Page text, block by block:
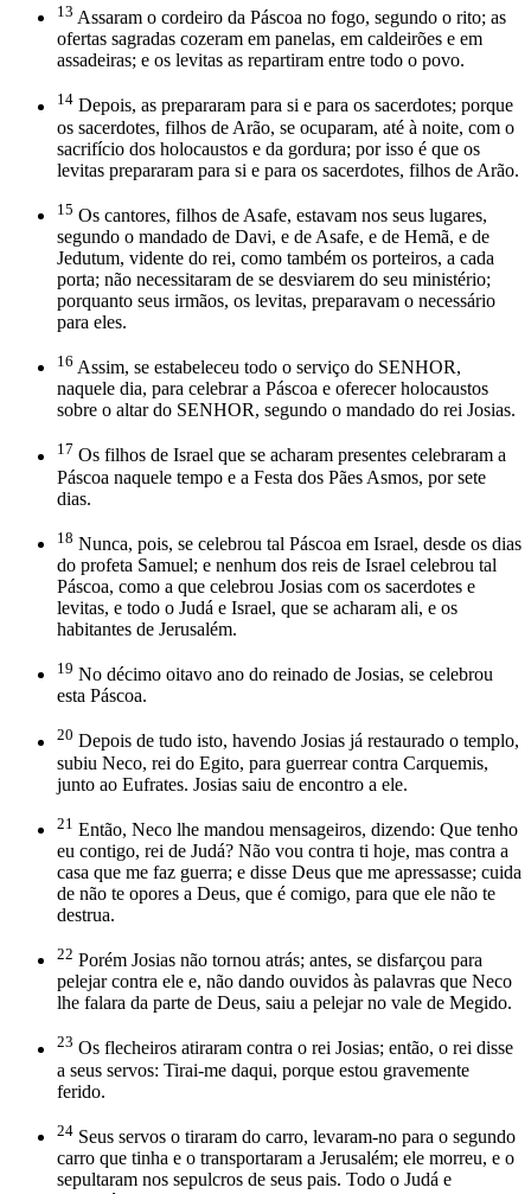
13 Assaram o cordeiro da Páscoa no fogo, segundo o rito; as
ofertas sagradas cozeram em panelas, em caldeirões e em
assadeiras; e os levitas as repartiram entre todo o povo.
14 Depois, as prepararam para si e para os sacerdotes; porque
os sacerdotes, filhos de Arão, se ocuparam, até à noite, com o
sacrifício dos holocaustos e da gordura; por isso é que os
levitas prepararam para si e para os sacerdotes, filhos de Arão.
15 Os cantores, filhos de Asafe, estavam nos seus lugares,
segundo o mandado de Davi, e de Asafe, e de Hemã, e de
Jedutum, vidente do rei, como também os porteiros, a cada
porta; não necessitaram de se desviarem do seu ministério;
porquanto seus irmãos, os levitas, preparavam o necessário
para eles.
16 Assim, se estabeleceu todo o serviço do SENHOR,
naquele dia, para celebrar a Páscoa e oferecer holocaustos
sobre o altar do SENHOR, segundo o mandado do rei Josias.
17 Os filhos de Israel que se acharam presentes celebraram a
Páscoa naquele tempo e a Festa dos Pães Asmos, por sete
dias.
18 Nunca, pois, se celebrou tal Páscoa em Israel, desde os dias
do profeta Samuel; e nenhum dos reis de Israel celebrou tal
Páscoa, como a que celebrou Josias com os sacerdotes e
levitas, e todo o Judá e Israel, que se acharam ali, e os
habitantes de Jerusalém.
19 No décimo oitavo ano do reinado de Josias, se celebrou
esta Páscoa.
20 Depois de tudo isto, havendo Josias já restaurado o templo,
subiu Neco, rei do Egito, para guerrear contra Carquemis,
junto ao Eufrates. Josias saiu de encontro a ele.
21 Então, Neco lhe mandou mensageiros, dizendo: Que tenho
eu contigo, rei de Judá? Não vou contra ti hoje, mas contra a
casa que me faz guerra; e disse Deus que me apressasse; cuida
de não te opores a Deus, que é comigo, para que ele não te
destrua.
22 Porém Josias não tornou atrás; antes, se disfarçou para
pelejar contra ele e, não dando ouvidos às palavras que Neco
lhe falara da parte de Deus, saiu a pelejar no vale de Megido.
23 Os flecheiros atiraram contra o rei Josias; então, o rei disse
a seus servos: Tirai-me daqui, porque estou gravemente
ferido.
24 Seus servos o tiraram do carro, levaram-no para o segundo
carro que tinha e o transportaram a Jerusalém; ele morreu, e o
sepultaram nos sepulcros de seus pais. Todo o Judá e